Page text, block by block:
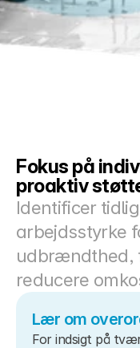
Docs
Events
Experts
Fokus på
proaktiv
Identificer
arbejdsstyrke
udbrændthed,
reducere
Lær om
For indsigt på